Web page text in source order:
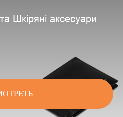
Шкіряні аксесуари